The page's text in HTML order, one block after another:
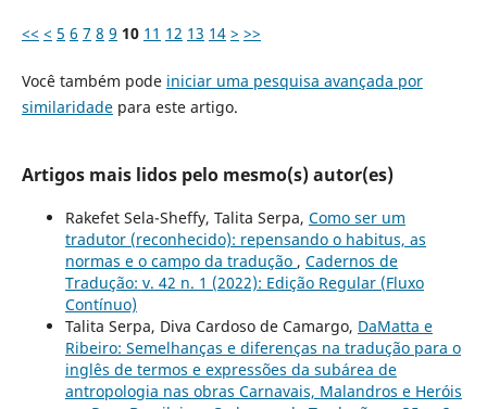
<< < 5 6 7 8 9 10 11 12 13 14 > >>
Você também pode iniciar uma pesquisa avançada por
similaridadepara este artigo.
Artigos mais lidos pelo mesmo(s) autor(es)
Rakefet Sela-Sheffy, Talita Serpa, Como ser um
tradutor (reconhecido): repensando o habitus, as
normas e o campo da tradução , Cadernos de
Tradução: v. 42 n. 1 (2022): Edição Regular (Fluxo
Contínuo)
Talita Serpa, Diva Cardoso de Camargo, DaMatta e
Ribeiro: Semelhanças e diferenças na tradução para o
inglês de termos e expressões da subárea de
antropologia nas obras Carnavais, Malandros e Heróis